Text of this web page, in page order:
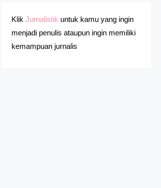
KlikJurnalistik untuk kamu yang ingin
menjadi penulis ataupun ingin memiliki
kemampuan jurnalis